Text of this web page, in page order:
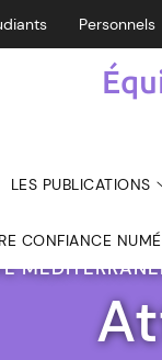
Personnels
LES PUBLICATIONS
CONFIANCE